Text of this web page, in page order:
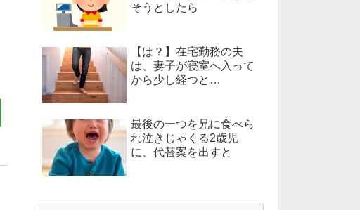
そうとしたら
【は？】在宅勤務の夫
は、妻子が寝室へ入って
から少し経つと…
最後の一つを兄に食べら
れ泣きじゃくる2歳児
に、代替案を出すと